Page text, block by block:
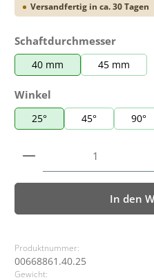
Versandfertig in ca. 30 Tagen
Schaftdurchmesser
40 mm 45 mm
Winkel
25° 45° 90°
Produkt Anzahl: Gib
In den
Produktnummer:
00668861.40.25
Gewicht: